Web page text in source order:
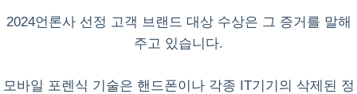
2024언론사 선정 고객 브랜드 대상 수상은 그 증거를 말해
주고 있습니다.
모바일 포렌식 기술은 핸드폰이나 각종 IT기기의 삭제된 정